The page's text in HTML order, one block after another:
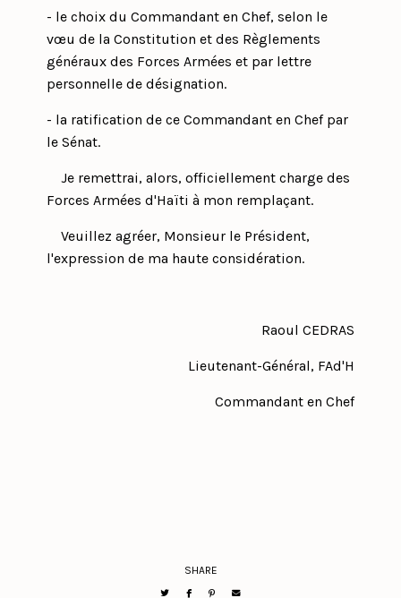
- le choix du Commandant en Chef, selon le
vœu de la Constitution et des Règlements
généraux des Forces Armées et par lettre
personnelle de désignation.
- la ratification de ce Commandant en Chef par
le Sénat.
Je remettrai, alors, officiellement charge des
Forces Armées d'Haïti à mon remplaçant.
Veuillez agréer, Monsieur le Président,
l'expression de ma haute considération.
Raoul CEDRAS
Lieutenant-Général, FAd'H
Commandant en Chef
SHARE